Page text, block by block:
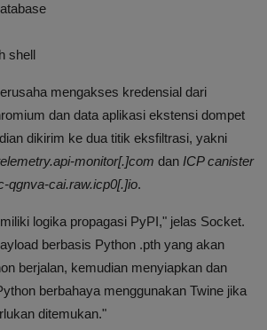
shell
mengakses kredensial dari
dan data aplikasi ekstensi dompet
dikirim ke dua titik eksfiltrasi, yakni
monitor[.]com dan ICP canister
qgnva-cai.raw.icp0[.]io.
logika propagasi PyPI," jelas Socket.
berbasis Python .pth yang akan
berjalan, kemudian menyiapkan dan
berbahaya menggunakan Twine jika
ditemukan."